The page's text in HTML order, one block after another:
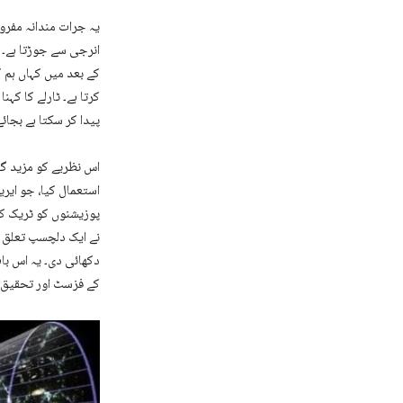
یہ جرات مندانہ
انرجی سے جوڑتا
کے بعد میں کہاں
کرتا ہے۔ ٹارلے کا
پیدا کر سکتا ہے
پوزیشنوں کو ٹریک
نے ایک دلچسپ تعلق
دکھائی دی۔ یہ اس
کے فزسٹ اور